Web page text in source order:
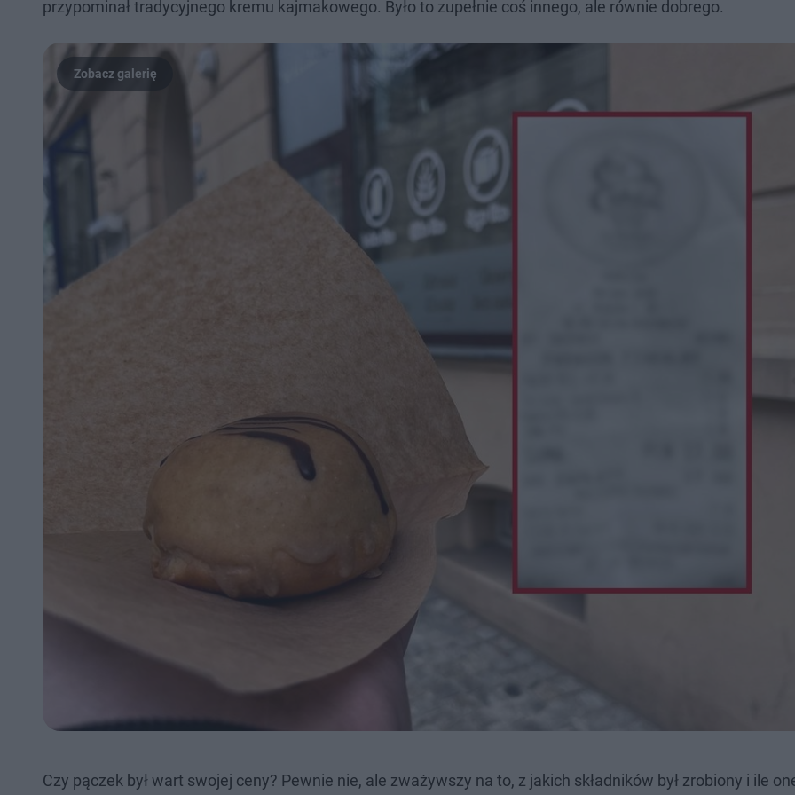
przypominał tradycyjnego kremu kajmakowego. Było to zupełnie coś innego, ale równie dobrego.
Czy pączek był wart swojej ceny? Pewnie nie, ale zważywszy na to, z jakich składników był zrobiony i ile